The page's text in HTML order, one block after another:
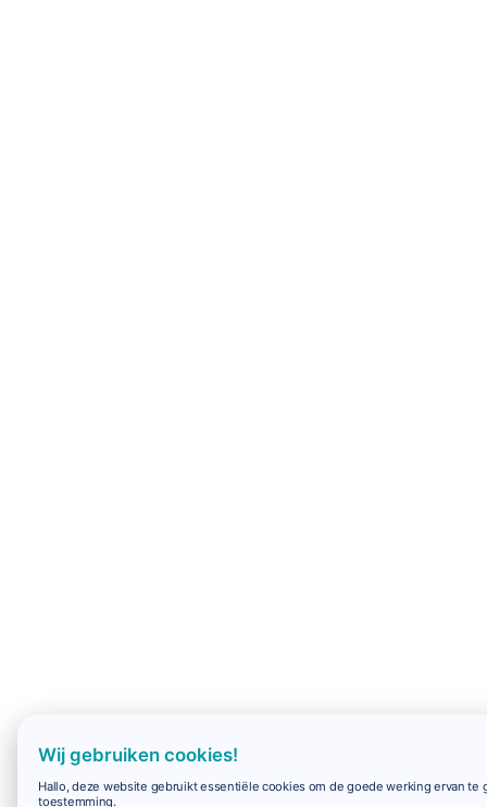
Wij gebruiken cookies!
Hallo, deze website gebruikt essentiële cookies om de goede werking ervan
toestemming.